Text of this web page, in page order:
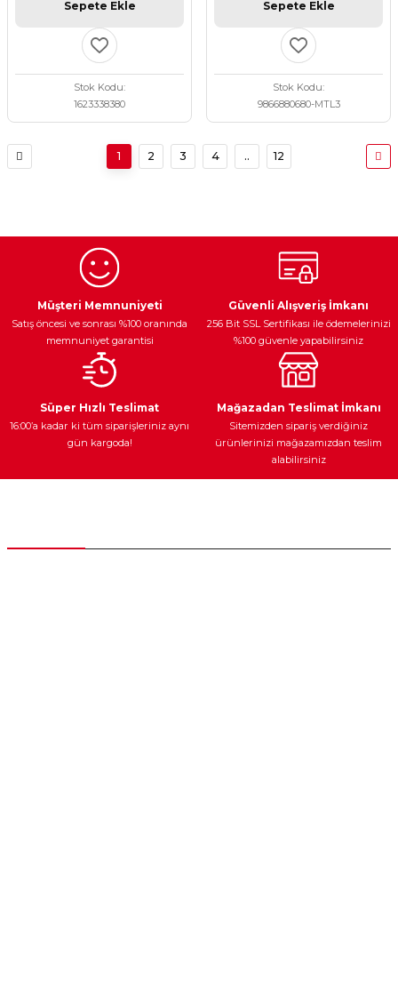
Sepete Ekle
Stok Kodu
1623338380
Sepete Ekle
Stok Kodu
9866880680-MTL3
1 2 3 4 .. 12
Egzoz Sistemi
Ateşleme Sistemi Araç Yağları
Müşteri Memnuniyeti
Satış öncesi ve sonrası %100 oranında
memnuniyet garantisi
Güvenli Alışveriş İmkanı
256 Bit SSL Sertifikası ile ödemelerinizi
%100 güvenle yapabilirsiniz
Süper Hızlı Teslimat
16:00’a kadar ki tüm siparişleriniz aynı
gün kargoda!
Mağazadan Teslimat İmkanı
Sitemizden sipariş verdiğiniz
ürünlerinizi mağazamızdan teslim
alabilirsiniz